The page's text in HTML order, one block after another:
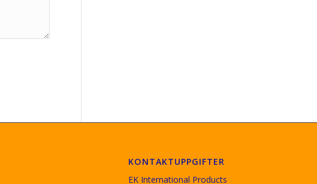
KONTAKTUPPGIFTER
EK International Products